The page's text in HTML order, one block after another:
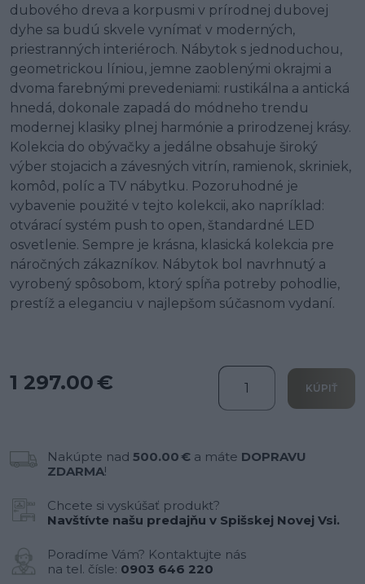
dubového dreva a korpusmi v prírodnej dubovej
dyhe sa budú skvele vynímať v moderných,
priestranných interiéroch. Nábytok s jednoduchou,
geometrickou líniou, jemne zaoblenými okrajmi a
dvoma farebnými prevedeniami: rustikálna a antická
hnedá, dokonale zapadá do módneho trendu
modernej klasiky plnej harmónie a prirodzenej krásy.
Kolekcia do obývačky a jedálne obsahuje široký
výber stojacich a závesných vitrín, ramienok, skriniek,
komôd, políc a TV nábytku. Pozoruhodné je
vybavenie použité v tejto kolekcii, ako napríklad:
otvárací systém push to open, štandardné LED
osvetlenie. Sempre je krásna, klasická kolekcia pre
náročných zákazníkov. Nábytok bol navrhnutý a
vyrobený spôsobom, ktorý spĺňa potreby pohodlie,
prestíž a eleganciu v najlepšom súčasnom vydaní.
1 297.00 € KÚPIŤ
Nakúpte nad 500.00 € a máte DOPRAVU
ZDARMA!
Chcete si vyskúšať produkt?
Navštívte našu predajňu v Spišskej Novej Vsi.
Poradíme Vám? Kontaktujte nás
na tel. čísle: 0903 646 220